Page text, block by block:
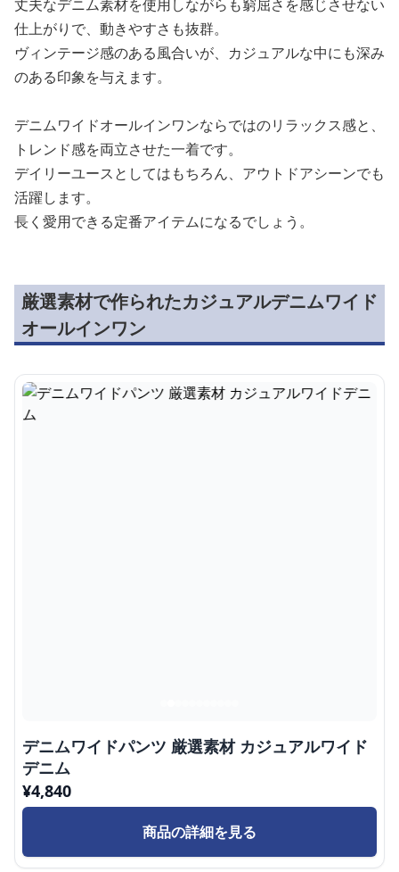
丈夫なデニム素材を使用しながらも窮屈さを感じさせない
仕上がりで、動きやすさも抜群。
ヴィンテージ感のある風合いが、カジュアルな中にも深み
のある印象を与えます。
デニムワイドオールインワンならではのリラックス感と、
トレンド感を両立させた一着です。
デイリーユースとしてはもちろん、アウトドアシーンでも
活躍します。
長く愛用できる定番アイテムになるでしょう。
厳選素材で作られたカジュアルデニムワイド
オールインワン
デニムワイドパンツ 厳選素材 カジュアルワイド
デニム
¥4,840
商品の詳細を見る